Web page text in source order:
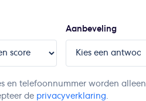
Aanbeveling
en telefoonnummer worden alleen
de privacyverklaring.